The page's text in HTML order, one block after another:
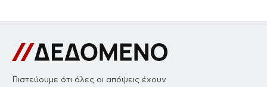
Πιστεύουμε ότι όλες οι απόψεις έχουν